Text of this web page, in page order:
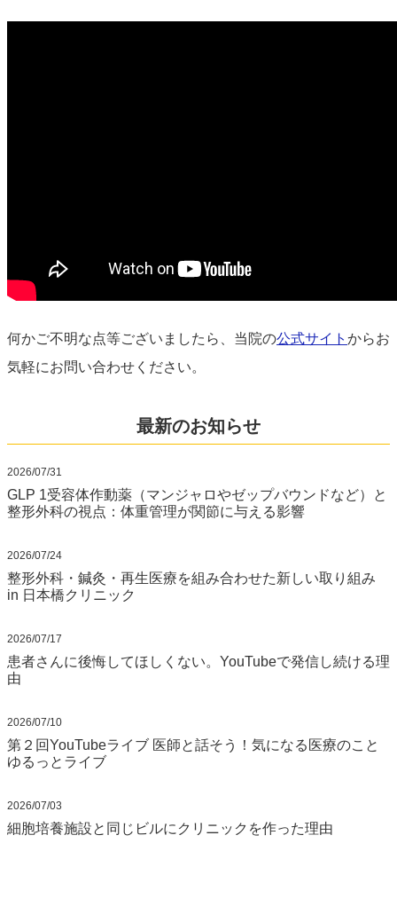
何かご不明な点等ございましたら、当院の公式サイト からお
気軽にお問い合わせください。
最新のお知らせ
2026/07/31
GLP 1受容体作動薬（マンジャロやゼップバウンドなど）と
整形外科の視点：体重管理が関節に与える影響
2026/07/24
整形外科・鍼灸・再生医療を組み合わせた新しい取り組み
in 日本橋クリニック
2026/07/17
患者さんに後悔してほしくない。YouTubeで発信し続ける理
由
2026/07/10
第２回YouTubeライブ 医師と話そう！気になる医療のこと
ゆるっとライブ
2026/07/03
細胞培養施設と同じビルにクリニックを作った理由